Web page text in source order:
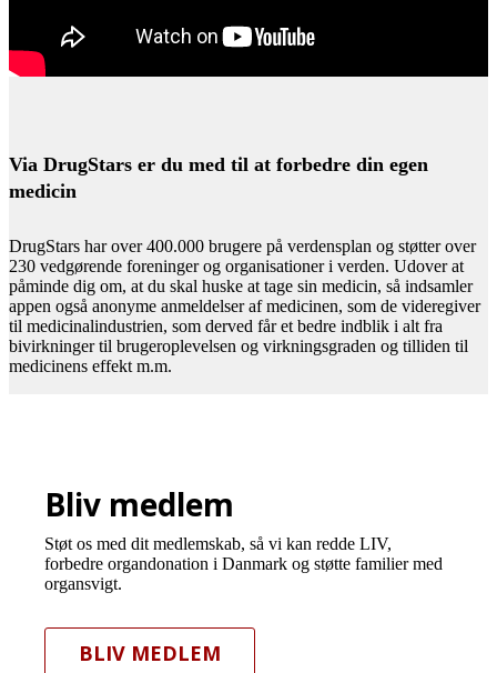
Via DrugStars er du med til at forbedre din egen
medicin
DrugStars har over 400.000 brugere på verdensplan og støtter over
230 vedgørende foreninger og organisationer i verden. Udover at
påminde dig om, at du skal huske at tage sin medicin, så indsamler
appen også anonyme anmeldelser af medicinen, som de videregiver
til medicinalindustrien, som derved får et bedre indblik i alt fra
bivirkninger til brugeroplevelsen og virkningsgraden og tilliden til
medicinens effekt m.m.
Bliv medlem
Støt os med dit medlemskab, så vi kan redde LIV,
forbedre organdonation i Danmark og støtte familier med
organsvigt.
BLIV MEDLEM